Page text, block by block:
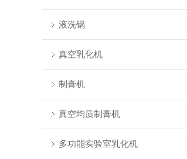
液洗锅
真空乳化机
制膏机
真空均质制膏机
多功能实验室乳化机